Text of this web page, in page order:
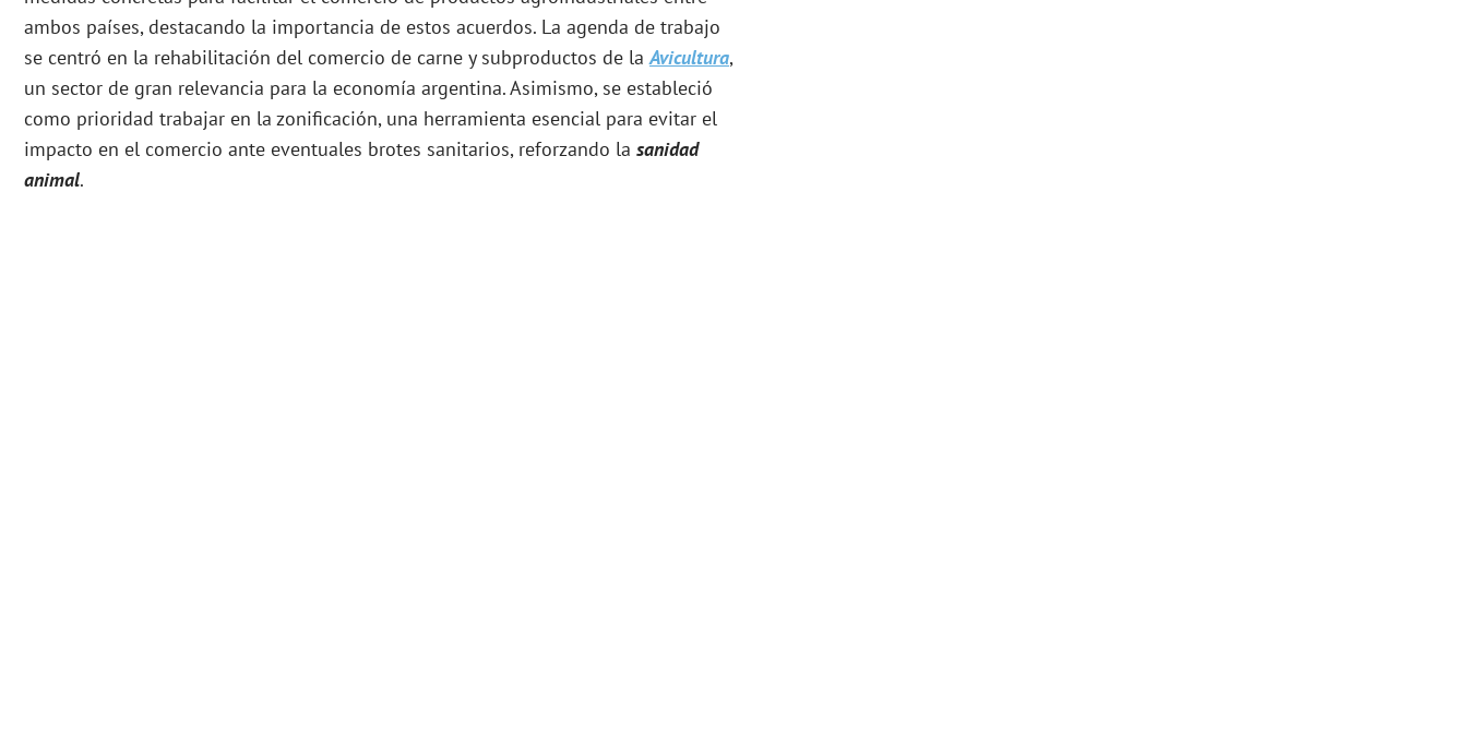
ambos países, destacando la importancia de estos acuerdos. La agenda de trabajo
se centró en la rehabilitación del comercio de carne y subproductos de laAvicultura,
un sector de gran relevancia para la economía argentina. Asimismo, se estableció
como prioridad trabajar en la zonificación, una herramienta esencial para evitar el
impacto en el comercio ante eventuales brotes sanitarios, reforzando la sanidad
animal.